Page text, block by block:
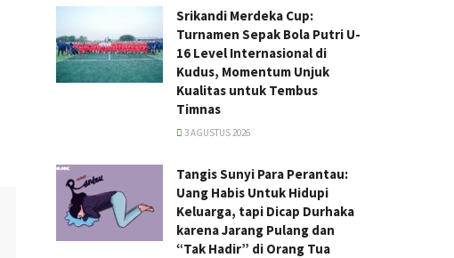
Srikandi Merdeka Cup:
Turnamen Sepak Bola Putri U-
16 Level Internasional di
Kudus, Momentum Unjuk
Kualitas untuk Tembus
Timnas
3 AGUSTUS 2026
Tangis Sunyi Para Perantau:
Uang Habis Untuk Hidupi
Keluarga, tapi Dicap Durhaka
karena Jarang Pulang dan
“Tak Hadir” di Orang Tua